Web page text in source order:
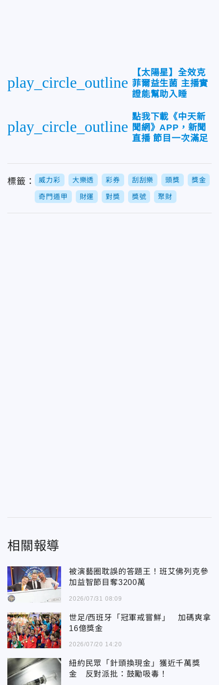
play_circle_outline
【太陽星】全效克
菲爾益生菌 主播實
證能幫助入睡
play_circle_outline
點我下載《中天新
聞網》APP，新聞
直播 節目一次滿足
標籤： 威力彩 大樂透 彩券 刮刮樂 頭獎 獎金
奇門遁甲 財運 對獎 獎號 聚財
相關報導
被演藝圈耽誤的答題王！班艾佛列克參
加益智節目奪3200萬
2026/07/31 08:09
世足/西班牙「冠軍戒嘗鮮」 加碼爽拿
16億獎金
2026/07/20 14:20
紐約民眾「針頭換現金」獲近千萬獎
金 反對派批：鼓勵吸毒！